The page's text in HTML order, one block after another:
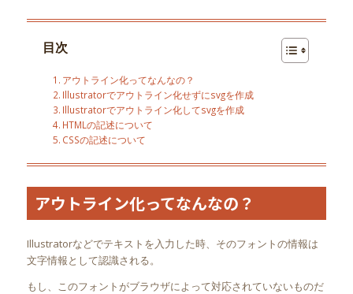
目次
アウトライン化ってなんなの？
Illustratorでアウトライン化せずにsvgを作成
Illustratorでアウトライン化してsvgを作成
HTMLの記述について
CSSの記述について
アウトライン化ってなんなの？
Illustratorなどでテキストを入力した時、そのフォントの情報は
文字情報として認識される。
もし、このフォントがブラウザによって対応されていないものだ